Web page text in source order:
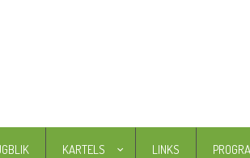
KARTELS LINKS